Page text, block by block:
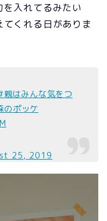
入れてるみたい
くれる日がありま
親はみんな気をつ
のポッケ
25, 2019